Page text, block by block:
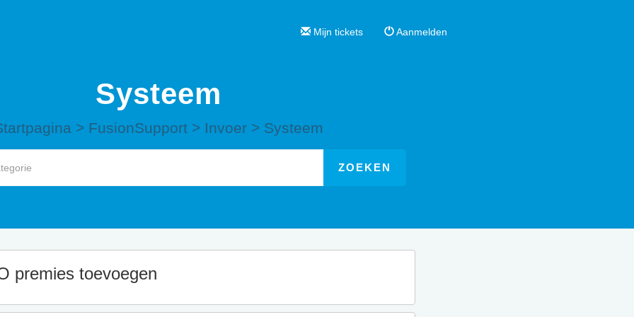
Mijn tickets Aanmelden
Systeem
> FusionSupport > Invoer > Systeem
premies toevoegen